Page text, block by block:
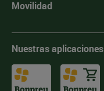
Movilidad
Nuestras aplicaciones